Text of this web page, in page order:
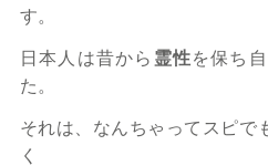
す。
日本人は昔から 霊性を保ち
た。
それは、なんちゃってスピで
く